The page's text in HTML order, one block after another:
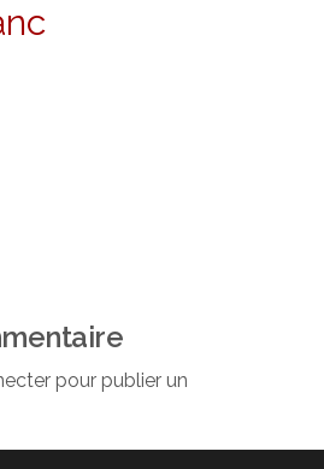
pour publier un